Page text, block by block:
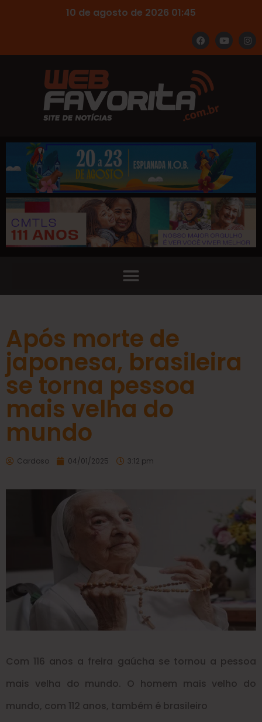
10 de agosto de 2026 01:45
Após morte de
japonesa, brasileira
se torna pessoa
mais velha do
mundo
Cardoso 04/01/2025 3:12 pm
Com 116 anos a freira gaúcha se tornou a pessoa
mais velha do mundo. O homem mais velho do
mundo, com 112 anos, também é brasileiro